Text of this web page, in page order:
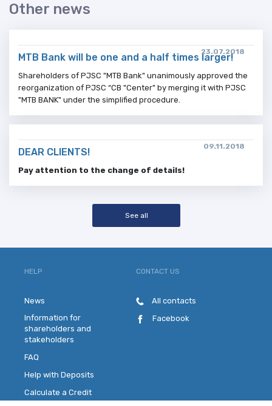
Other news
23.07.2018
MTB Bank will be one and a half times larger!
Shareholders of PJSC "MTB Bank" unanimously approved the
reorganization of PJSC “CB "Center" by merging it with PJSC
"MTB BANK" under the simplified procedure.
09.11.2018
DEAR CLIENTS!
Pay attention to the change of details!
See all
HELP
News
Information for
shareholders and
stakeholders
FAQ
Help with Deposits
Calculate a Credit
CONTACT US
All contacts
Facebook